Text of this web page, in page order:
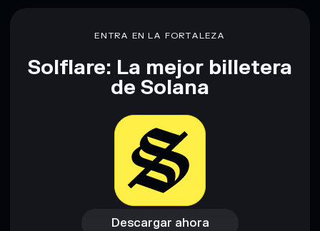
ENTRA EN LA FORTALEZA
Solflare: La mejor billetera
de Solana
Descargar ahora
Descargar ahora
Acceder a la billetera